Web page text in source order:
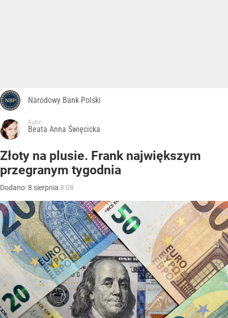
Narodowy Bank Polski
Autor:
Beata Anna Święcicka
Złoty na plusie. Frank największym
przegranym tygodnia
Dodano:8 sierpnia 8:08